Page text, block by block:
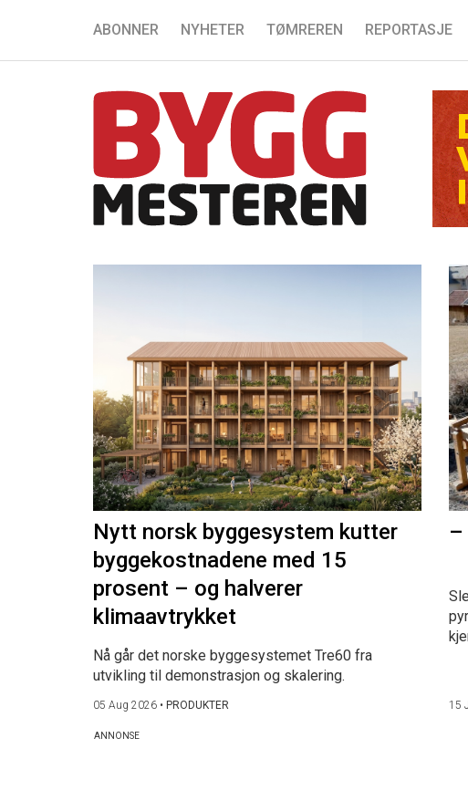
ABONNER NYHETER TØMREREN REPORTASJE
Nytt norsk byggesystem kutter
byggekostnadene med 15
prosent – og halverer
klimaavtrykket
Nå går det norske byggesystemet Tre60 fra
utvikling til demonstrasjon og skalering.
05 Aug 2026 • PRODUKTER
–
15